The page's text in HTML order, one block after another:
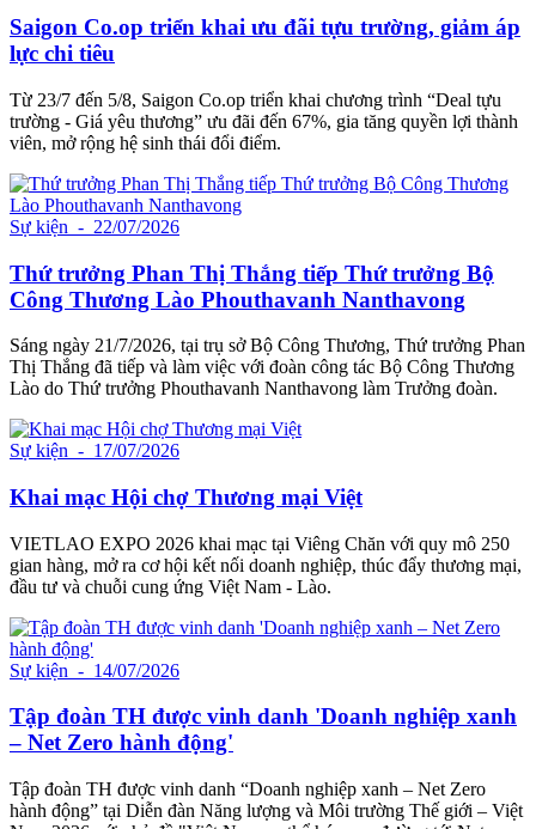
Saigon Co.op triển khai ưu đãi tựu trường, giảm áp
lực chi tiêu
Từ 23/7 đến 5/8, Saigon Co.op triển khai chương trình “Deal tựu
trường - Giá yêu thương” ưu đãi đến 67%, gia tăng quyền lợi thành
viên, mở rộng hệ sinh thái đổi điểm.
Sự kiện - 22/07/2026
Thứ trưởng Phan Thị Thắng tiếp Thứ trưởng Bộ
Công Thương Lào Phouthavanh Nanthavong
Sáng ngày 21/7/2026, tại trụ sở Bộ Công Thương, Thứ trưởng Phan
Thị Thắng đã tiếp và làm việc với đoàn công tác Bộ Công Thương
Lào do Thứ trưởng Phouthavanh Nanthavong làm Trưởng đoàn.
Sự kiện - 17/07/2026
Khai mạc Hội chợ Thương mại Việt
VIETLAO EXPO 2026 khai mạc tại Viêng Chăn với quy mô 250
gian hàng, mở ra cơ hội kết nối doanh nghiệp, thúc đẩy thương mại,
đầu tư và chuỗi cung ứng Việt Nam - Lào.
Sự kiện - 14/07/2026
Tập đoàn TH được vinh danh 'Doanh nghiệp xanh
– Net Zero hành động'
Tập đoàn TH được vinh danh “Doanh nghiệp xanh – Net Zero
hành động” tại Diễn đàn Năng lượng và Môi trường Thế giới – Việt